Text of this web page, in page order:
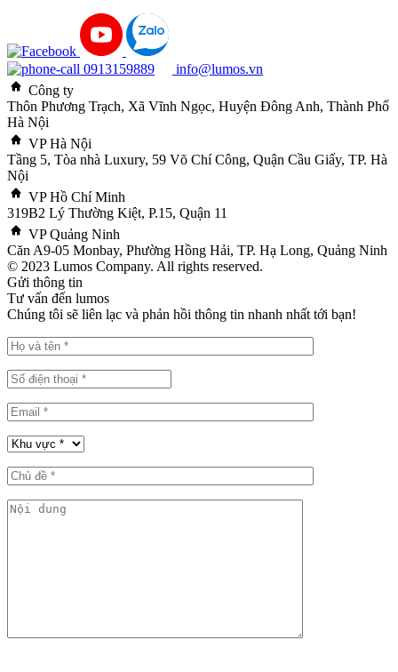
0913159889
info@lumos.vn
Công ty
Thôn Phương Trạch, Xã Vĩnh Ngọc, Huyện Đông Anh, Thành Phố
Hà Nội
VP Hà Nội
Tầng 5, Tòa nhà Luxury, 59 Võ Chí Công, Quận Cầu Giấy, TP. Hà
Nội
VP Hồ Chí Minh
319B2 Lý Thường Kiệt, P.15, Quận 11
VP Quảng Ninh
Căn A9-05 Monbay, Phường Hồng Hải, TP. Hạ Long, Quảng Ninh
© 2023 Lumos Company. All rights reserved.
Gửi thông tin
Tư vấn đến lumos
Chúng tôi sẽ liên lạc và phản hồi thông tin nhanh nhất tới bạn!